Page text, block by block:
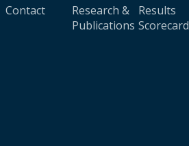
Contact
Research &
Publications
Results
Scorecard